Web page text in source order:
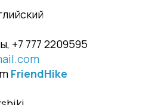
+7 777 2209595
FriendHike